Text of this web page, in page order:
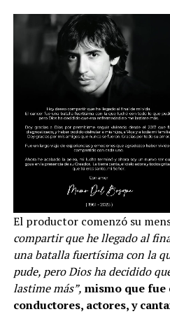
El productor comenzó su
compartir que he llegado al
una batalla fuertísima con la
pude, pero Dios ha decidido
lastime más”, mismo que fue
conductores, actores, y